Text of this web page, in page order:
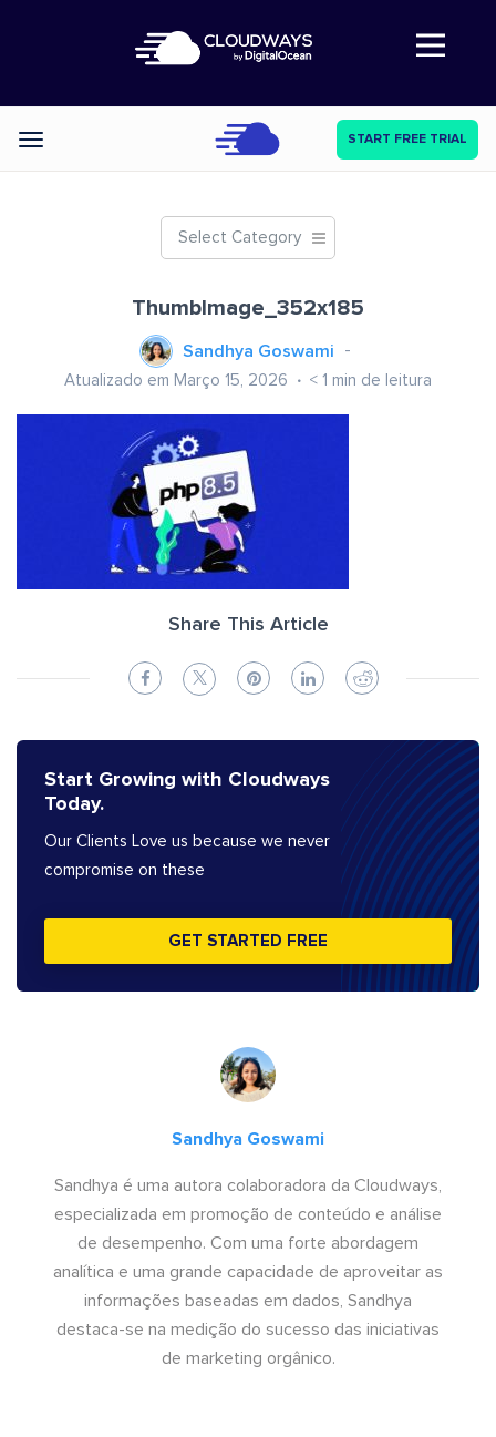
Abre a navegação
Categories START FREE TRIAL
Select Category
ThumbImage_352x185
Sandhya Goswami
Atualizado em Março 15, 2026 < 1 min de leitura
Share This Article
Start Growing with Cloudways
Today.
Our Clients Love us because we never
compromise on these
GET STARTED FREE
Sandhya Goswami
Sandhya é uma autora colaboradora da Cloudways,
especializada em promoção de conteúdo e análise
de desempenho. Com uma forte abordagem
analítica e uma grande capacidade de aproveitar as
informações baseadas em dados, Sandhya
destaca-se na medição do sucesso das iniciativas
de marketing orgânico.